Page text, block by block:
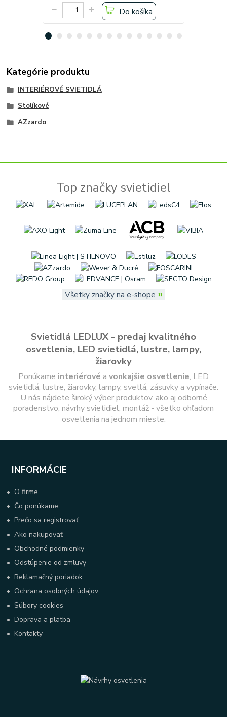
Do košíka
Kategórie produktu
INTERIÉROVÉ SVIETIDLÁ
Stolíkové
AZzardo
Top značky svietidiel
Všetky značky na e-shope »
Svietidlá LEDLUX - predaj kvalitného
osvetlenia, LED svietidlá, lustre, lampy,
žiarovky
Ponúkame interiérové a vonkajšie osvetlenie, LED
svietidlá, lustre, žiarovky, lampy, svetlá, zásuvky a vypínače.
U nás nájdete široký výber produktov, ako aj odborné
poradenstvo, návrhy svietidiel, montáž - všetko ohľadom
osvetlenia na jednom mieste.
INFORMÁCIE
• O firme
• Čo ponúkame
•Prečo sa registrovať
•Ako nakupovať
• Obchodné podmienky
• Odstúpenie od zmluvy
•Reklamačný poriadok
• Ochrana osobných údajov
•Súbory cookies
•Doprava a platba
•Kontakty